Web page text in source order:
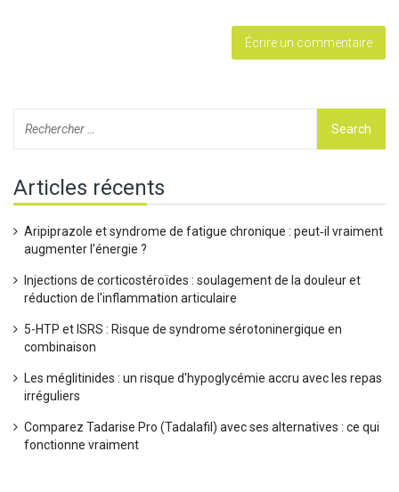
Articles récents
Aripiprazole et syndrome de fatigue chronique : peut‑il vraiment
augmenter l’énergie ?
Injections de corticostéroïdes : soulagement de la douleur et
réduction de l'inflammation articulaire
5-HTP et ISRS : Risque de syndrome sérotoninergique en
combinaison
Les méglitinides : un risque d'hypoglycémie accru avec les repas
irréguliers
Comparez Tadarise Pro (Tadalafil) avec ses alternatives : ce qui
fonctionne vraiment